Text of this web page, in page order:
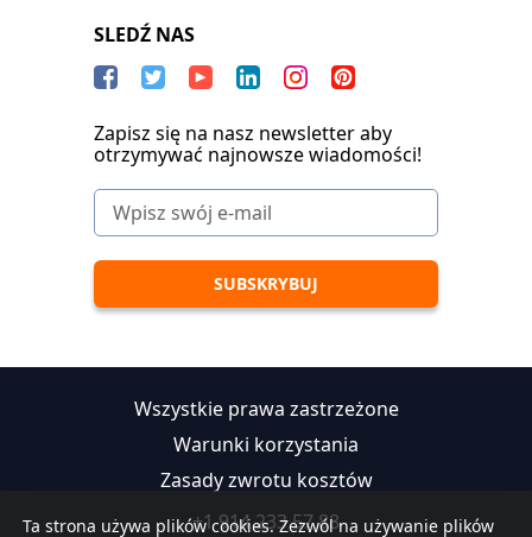
Ta strona używa plików cookies. Zezwól na używanie plików
SLEDŹ NAS
Zapisz się na nasz newsletter aby
otrzymywać najnowsze wiadomości!
Wszystkie prawa zastrzeżone
Warunki korzystania
Zasady zwrotu kosztów
+1 914 233 57 88